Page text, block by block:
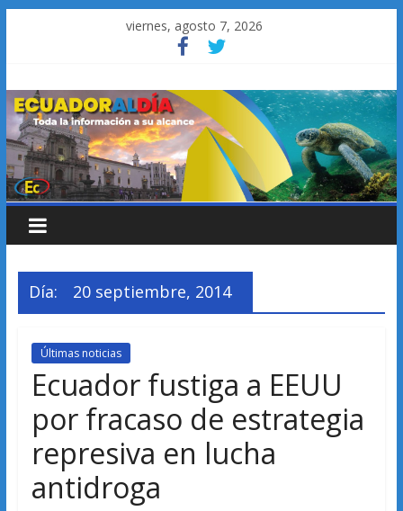
viernes, agosto 7, 2026
Día: 20 septiembre, 2014
Últimas noticias
Ecuador fustiga a EEUU
por fracaso de estrategia
represiva en lucha
antidroga